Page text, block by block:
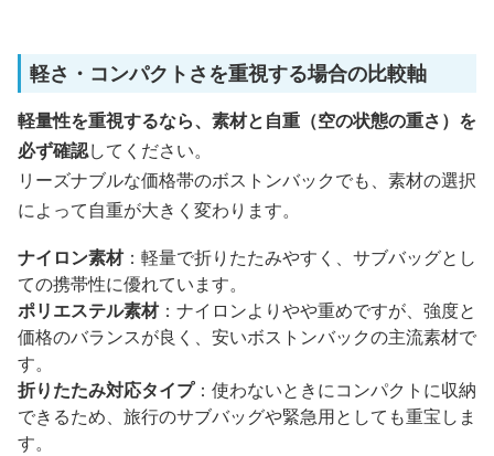
軽さ・コンパクトさを重視する場合の比較軸
軽量性を重視するなら、素材と自重（空の状態の重さ）を
必ず確認してください。
リーズナブルな価格帯のボストンバックでも、素材の選択
によって自重が大きく変わります。
ナイロン素材：軽量で折りたたみやすく、サブバッグとし
ての携帯性に優れています。
ポリエステル素材：ナイロンよりやや重めですが、強度と
価格のバランスが良く、安いボストンバックの主流素材で
す。
折りたたみ対応タイプ：使わないときにコンパクトに収納
できるため、旅行のサブバッグや緊急用としても重宝しま
す。